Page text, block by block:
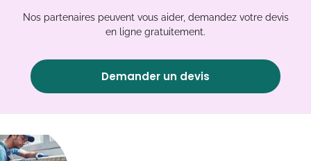
Nos partenaires peuvent vous aider, demandez votre devis
en ligne gratuitement.
Demander un devis